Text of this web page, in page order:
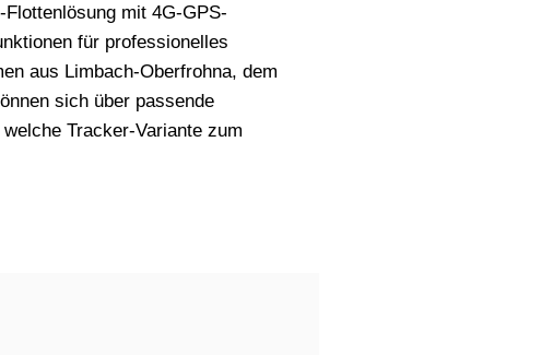
mit 4G-GPS-
für professionelles
aus Limbach-Oberfrohna, dem
sich über passende
Tracker-Variante zum